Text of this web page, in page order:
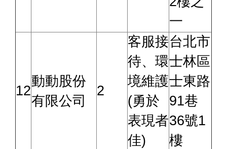
一
12
動動股份
有限公司
2
客服接
待、環
境維護
(勇於
表現者
佳)
台北市
士林區
士東路
91巷
36號1
樓